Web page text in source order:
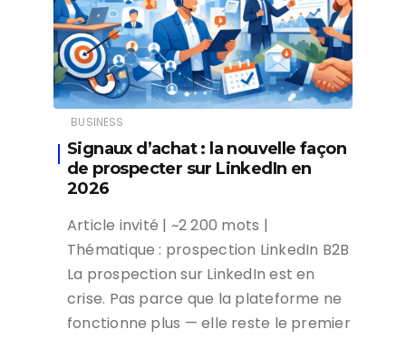
BUSINESS
Signaux d’achat : la nouvelle façon
de prospecter sur LinkedIn en
2026
Article invité | ~2 200 mots |
Thématique : prospection LinkedIn B2B
La prospection sur LinkedIn est en
crise. Pas parce que la plateforme ne
fonctionne plus — elle reste le premier